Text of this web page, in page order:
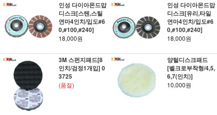
인성 다이아몬드맙
디스크[스텐,스틸
연마4인치/입도#6
0,#100,#240]
18,000원
인성 다이아몬드맙
디스크[유리,타일
연마4인치/입도#6
0,#100,#240]
18,000원
3M 스펀지패드[8
인치/검정1개입] 0
3725
(품절)
양털디스크패드
[벨크로부착형/4,5,
6,7(인치)]
10,000원